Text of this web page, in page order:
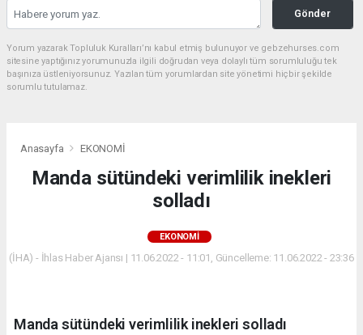
Gönder
Yorum yazarak Topluluk Kuralları’nı kabul etmiş bulunuyor ve gebzehurses.com
sitesine yaptığınız yorumunuzla ilgili doğrudan veya dolaylı tüm sorumluluğu tek
başınıza üstleniyorsunuz. Yazılan tüm yorumlardan site yönetimi hiçbir şekilde
sorumlu tutulamaz.
Anasayfa EKONOMİ
Manda sütündeki verimlilik inekleri
solladı
EKONOMİ
(İHA) - İhlas Haber Ajansı | 11.06.2022 - 11:01, Güncelleme: 11.06.2022 - 23:36
Manda sütündeki verimlilik inekleri solladı